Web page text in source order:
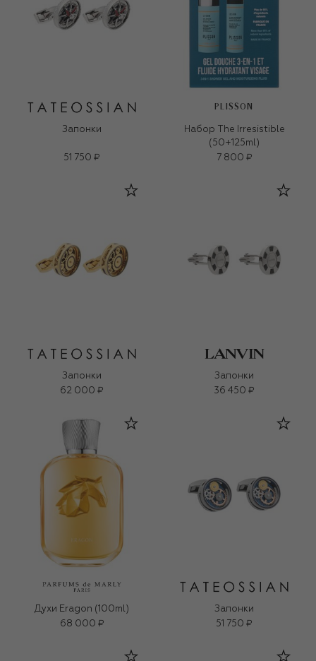
Запонки
51 750 ₽
PLISSON
Набор The Irresistible
(50+125ml)
7 800 ₽
Запонки
62 000 ₽
Запонки
36 450 ₽
Духи Eragon (100ml)
68 000 ₽
Запонки
51 750 ₽